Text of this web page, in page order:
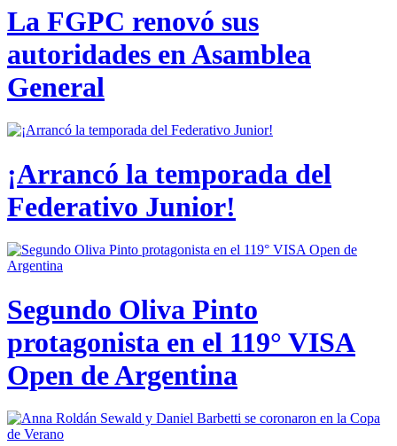
La FGPC renovó sus
autoridades en Asamblea
General
¡Arrancó la temporada del
Federativo Junior!
Segundo Oliva Pinto
protagonista en el 119° VISA
Open de Argentina